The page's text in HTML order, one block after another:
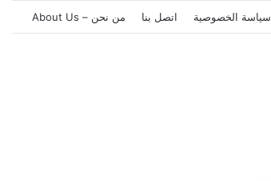
سياسة الخصوصية اتصل بنا من نحن – About Us